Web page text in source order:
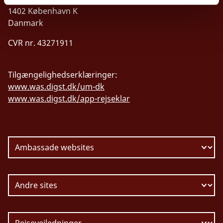
1402 København K
Danmark
CVR nr. 43271911
Tilgængelighedserklæringer:
www.was.digst.dk/um-dk
www.was.digst.dk/app-rejseklar